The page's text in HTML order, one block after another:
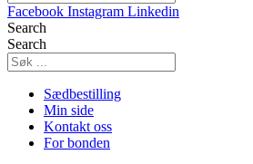
Facebook Instagram Linkedin
Search
Search
Sædbestilling
Min side
Kontakt oss
For bonden